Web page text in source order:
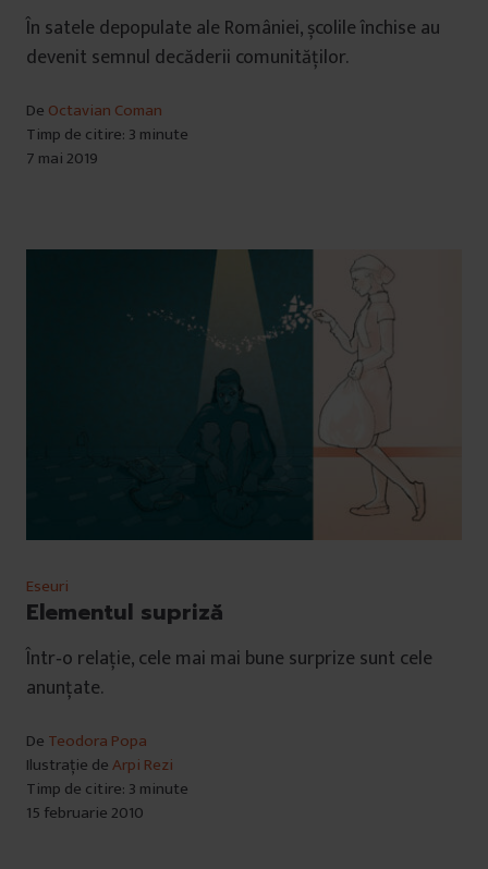
În satele depopulate ale României, școlile închise au
devenit semnul decăderii comunităților.
De Octavian Coman
Timp de citire: 3 minute
7 mai 2019
Eseuri
Elementul supriză
Într‑o relație, cele mai mai bune surprize sunt cele
anunțate.
De Teodora Popa
Ilustrație deArpi Rezi
Timp de citire: 3 minute
15 februarie 2010